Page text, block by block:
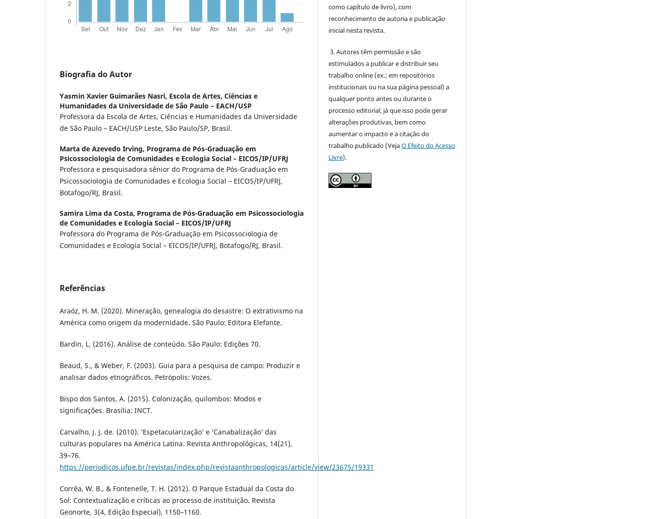
Biografia do Autor
Yasmin Xavier Guimarães Nasri, Escola de Artes, Ciências e
Humanidades da Universidade de São Paulo – EACH/USP
Professora da Escola de Artes, Ciências e Humanidades da Universidade
de São Paulo – EACH/USP Leste, São Paulo/SP, Brasil.
Marta de Azevedo Irving, Programa de Pós-Graduação em
Psicossociologia de Comunidades e Ecologia Social – EICOS/IP/UFRJ
Professora e pesquisadora sênior do Programa de Pós-Graduação em
Psicossociologia de Comunidades e Ecologia Social – EICOS/IP/UFRJ,
Botafogo/RJ, Brasil.
Samira Lima da Costa, Programa de Pós-Graduação em Psicossociologia
de Comunidades e Ecologia Social – EICOS/IP/UFRJ
Professora do Programa de Pós-Graduação em Psicossociologia de
Comunidades e Ecologia Social – EICOS/IP/UFRJ, Botafogo/RJ, Brasil.
Referências
Araóz, H. M. (2020). Mineração, genealogia do desastre: O extrativismo na
América como origem da modernidade. São Paulo: Editora Elefante.
Bardin, L. (2016). Análise de conteúdo. São Paulo: Edições 70.
Beaud, S., & Weber, F. (2003). Guia para a pesquisa de campo: Produzir e
analisar dados etnográficos. Petrópolis: Vozes.
Bispo dos Santos, A. (2015). Colonização, quilombos: Modos e
significações. Brasília: INCT.
Carvalho, J. J. de. (2010). ‘Espetacularização’ e ‘Canabalização’ das
culturas populares na América Latina. Revista Anthropológicas, 14(21),
39–76.
https://periodicos.ufpe.br/revistas/index.php/revistaanthropologicas/article/view/23675/19331
Corrêa, W. B., & Fontenelle, T. H. (2012). O Parque Estadual da Costa do
Sol: Contextualização e críticas ao processo de instituição. Revista
Geonorte, 3(4, Edição Especial), 1150–1160.
como capítulo de livro), com
reconhecimento de autoria e publicação
inicial nesta revista.
3. Autores têm permissão e são
estimulados a publicar e distribuir seu
trabalho online (ex.: em repositórios
institucionais ou na sua página pessoal) a
qualquer ponto antes ou durante o
processo editorial, já que isso pode gerar
alterações produtivas, bem como
aumentar o impacto e a citação do
trabalho publicado (VejaO Efeito do Acesso
Livre).